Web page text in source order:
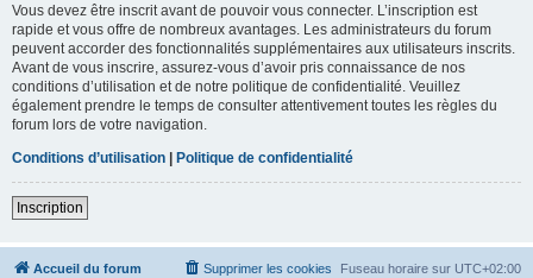
Vous devez être inscrit avant de pouvoir vous connecter. L’inscription est
rapide et vous offre de nombreux avantages. Les administrateurs du forum
peuvent accorder des fonctionnalités supplémentaires aux utilisateurs inscrits.
Avant de vous inscrire, assurez-vous d’avoir pris connaissance de nos
conditions d’utilisation et de notre politique de confidentialité. Veuillez
également prendre le temps de consulter attentivement toutes les règles du
forum lors de votre navigation.
Conditions d’utilisation | Politique de confidentialité
Inscription
Accueil du forum Fuseau horaire sur UTC+02:00
Supprimer les cookies